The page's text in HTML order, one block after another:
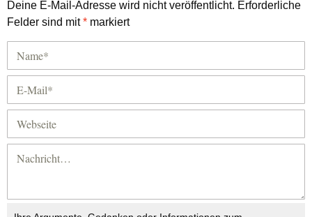
Deine E-Mail-Adresse wird nicht veröffentlicht. Erforderliche
Felder sind mit* markiert